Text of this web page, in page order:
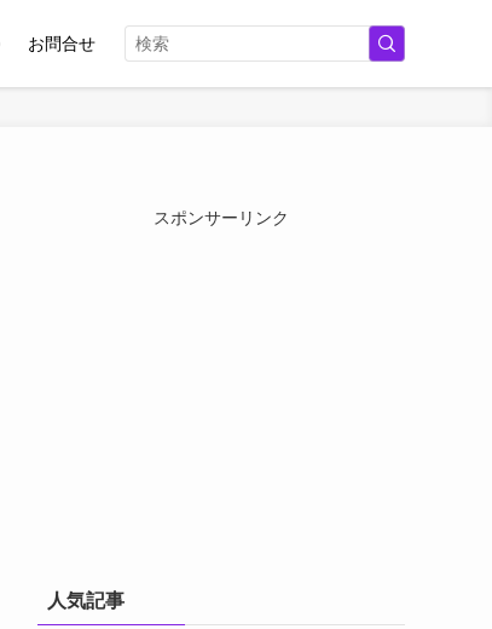
お問合せ
スポンサーリンク
人気記事